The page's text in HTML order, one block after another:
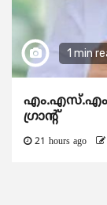
1 min
ഗ്രാന്റ്
21 hours ago